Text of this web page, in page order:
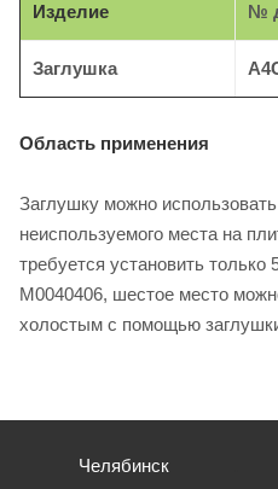
Изделие №
Заглушка
Область применения
Заглушку можно
неиспользуемого места на
требуется установить
M0040406, шестое место
холостым с помощью
Челябинск